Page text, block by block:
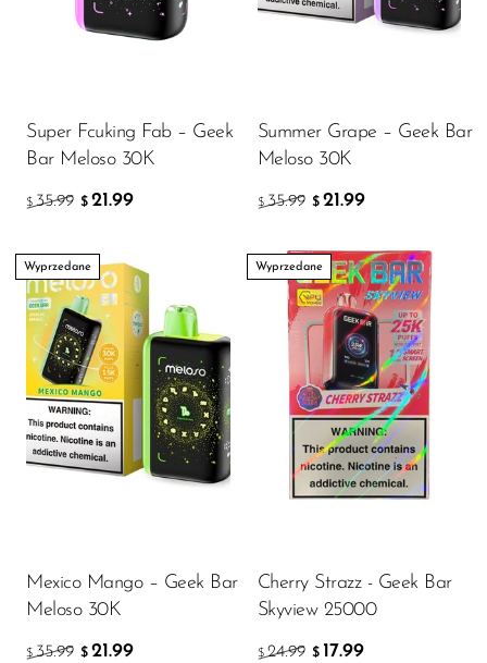
Super Fcuking Fab – Geek
Bar Meloso 30K
$ 35.99 $ 21.99
Summer Grape – Geek Bar
Meloso 30K
$ 35.99 $ 21.99
Wyprzedane
Mexico Mango – Geek Bar
Meloso 30K
$ 35.99 $ 21.99
Wyprzedane
Cherry Strazz - Geek Bar
Skyview 25000
$ 24.99 $ 17.99